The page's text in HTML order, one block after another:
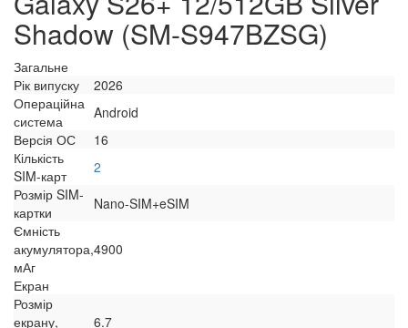
Shadow (SM-S947BZSG)
Загальне
Рік випуску
2026
Операційна
система
Android
Версія ОС
16
Кількість
SIM-карт
2
Розмір SIM-
картки
Nano-SIM+eSIM
Ємність
акумулятора,
мАг
4900
Екран
Розмір
екрану,
6.7